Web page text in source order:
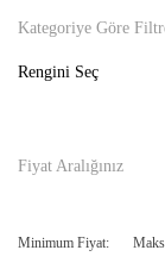
Kategoriye Göre
Rengini Seç
Fiyat Aralığınız
Minimum Fiyat: